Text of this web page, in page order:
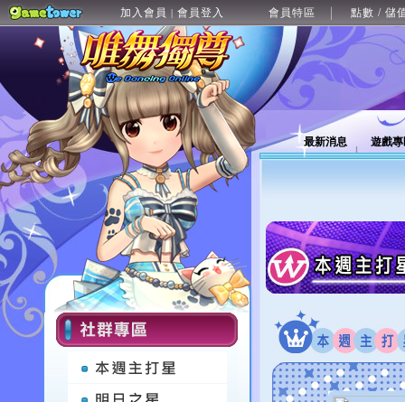
加入會員 | 會員登入 會員特區 點數 / 儲
最新消息 遊戲